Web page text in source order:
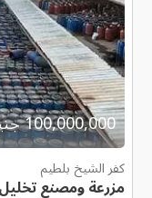
100,000,000 جنية مصرى
كفر الشيخ بلطيم